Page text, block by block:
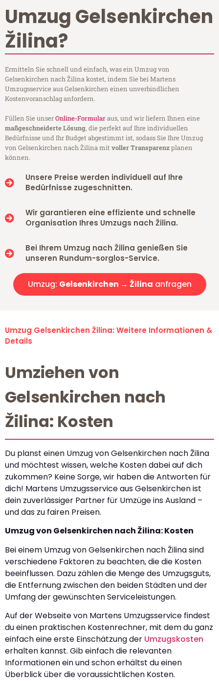
Umzug Gelsenkirchen
Žilina?
Ermitteln Sie schnell und einfach, was ein Umzug von
Gelsenkirchen nach Žilina kostet, indem Sie bei Martens
Umzugsservice aus Gelsenkirchen einen unverbindlichen
Kostenvoranschlag anfordern.
Füllen Sie unserOnline-Formularaus, und wir liefern Ihnen eine
maßgeschneiderte Lösung, die perfekt auf Ihre individuellen
Bedürfnisse und Ihr Budget abgestimmt ist, sodass Sie Ihre Umzug
von Gelsenkirchen nach Žilina mitvoller Transparenzplanen
können.
Unsere Preise werden individuell auf Ihre
Bedürfnisse zugeschnitten.
Wir garantieren eine effiziente und schnelle
Organisation Ihres Umzugs nach Žilina.
Bei Ihrem Umzug nach Žilina genießen Sie
unseren Rundum-sorglos-Service.
Umzug: Gelsenkirchen → Žilina anfragen
Umzug Gelsenkirchen Žilina: Weitere Informationen &
Details
Umziehen von
Gelsenkirchen nach
Žilina: Kosten
Du planst einen Umzug von Gelsenkirchen nach Žilina
und möchtest wissen, welche Kosten dabei auf dich
zukommen? Keine Sorge, wir haben die Antworten für
dich! Martens Umzugsservice aus Gelsenkirchen ist
dein zuverlässiger Partner für Umzüge ins Ausland –
und das zu fairen Preisen.
Umzug von Gelsenkirchen nach Žilina: Kosten
Bei einem Umzug von Gelsenkirchen nach Žilina sind
verschiedene Faktoren zu beachten, die die Kosten
beeinflussen. Dazu zählen die Menge des Umzugsguts,
die Entfernung zwischen den beiden Städten und der
Umfang der gewünschten Serviceleistungen.
Auf der Webseite von Martens Umzugsservice findest
du einen praktischen Kostenrechner, mit dem du ganz
einfach eine erste Einschätzung der Umzugskosten
erhalten kannst. Gib einfach die relevanten
Informationen ein und schon erhältst du einen
Überblick über die voraussichtlichen Kosten.